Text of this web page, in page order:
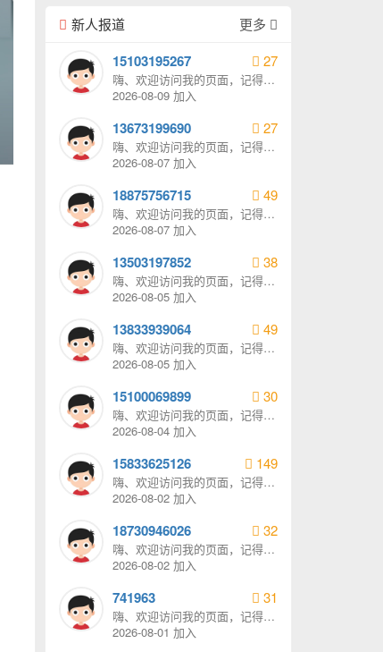
新人报道 更多
15103195267 27
嗨、欢迎访问我的页面，记得给
我发消息哦。
2026-08-09 加入
13673199690 27
嗨、欢迎访问我的页面，记得给
我发消息哦。
2026-08-07 加入
18875756715 49
嗨、欢迎访问我的页面，记得给
我发消息哦。
2026-08-07 加入
13503197852 38
嗨、欢迎访问我的页面，记得给
我发消息哦。
2026-08-05 加入
13833939064 49
嗨、欢迎访问我的页面，记得给
我发消息哦。
2026-08-05 加入
15100069899 30
嗨、欢迎访问我的页面，记得给
我发消息哦。
2026-08-04 加入
15833625126 149
嗨、欢迎访问我的页面，记得给
我发消息哦。
2026-08-02 加入
18730946026 32
嗨、欢迎访问我的页面，记得给
我发消息哦。
2026-08-02 加入
741963 31
嗨、欢迎访问我的页面，记得给
我发消息哦。
2026-08-01 加入